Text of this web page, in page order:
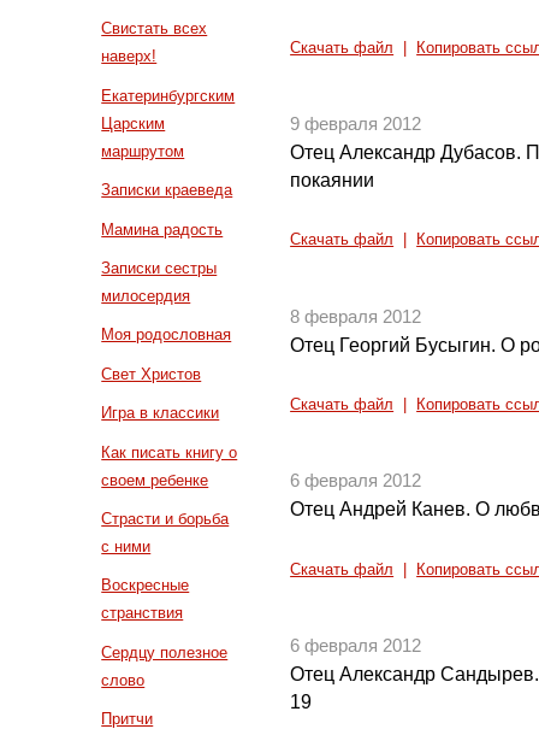
Свистать всех
наверх!
Екатеринбургским
Царским
маршрутом
Записки краеведа
Мамина радость
Записки сестры
милосердия
Моя родословная
Свет Христов
Игра в классики
Как писать книгу о
своем ребенке
Страсти и борьба
с ними
Воскресные
странствия
Сердцу полезное
слово
Притчи
Скачать файл Копировать
9 февраля 2012
Отец Александр Дубасов.
покаянии
Скачать файл Копировать
8 февраля 2012
Отец Георгий Бусыгин. О
Скачать файл Копировать
6 февраля 2012
Отец Андрей Канев. О
Скачать файл Копировать
6 февраля 2012
Отец Александр
19